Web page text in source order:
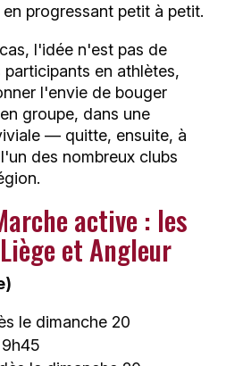
progressant petit à petit.
l'idée n'est pas de
en athlètes,
l'envie de bouger
groupe, dans une
— quitte, ensuite, à
des nombreux clubs
active : les
et Angleur
le dimanche 20